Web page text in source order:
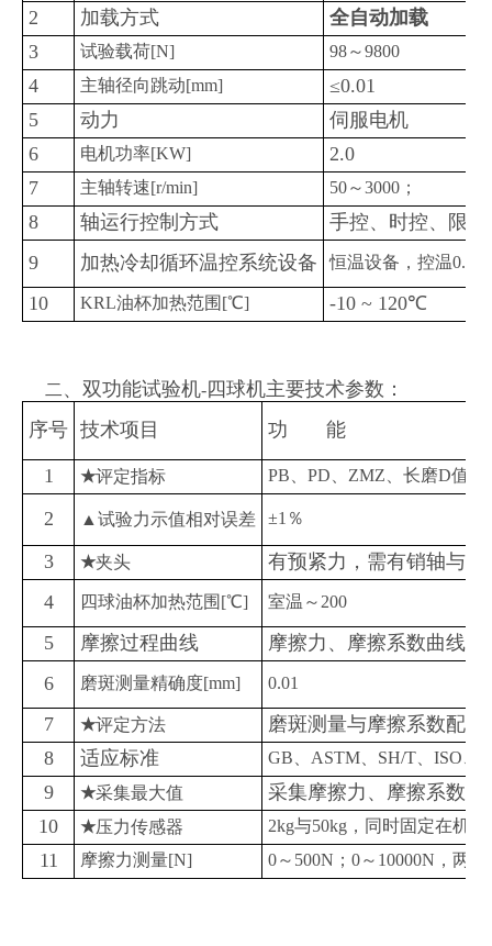
2
加载方式
全自动加载
3
试验载荷[N] 98～9800
4 主轴径向跳动[mm]
≤0.01
5
动力
伺服电机
6
电机功率[KW]
2.0
7
主轴转速[r/min] 50～3000；
8 轴运行控制方式
手控、时控、限
9
加热冷却循环温控系统设备 恒温设备，控温
10 KRL油杯加热范围[℃] -10 ~ 120℃
二 、双功能试验机-四球机主要技术参数：
序号 技术项目 功 能
1 ★评定指标 PB、PD、ZMZ、长磨D值
2 ▲ 试验力示值相对误差 ±1％
3 ★夹头
有预紧力，需有销轴与
4
四球油杯加热范围[℃] 室温～200
5 摩擦过程曲线
摩擦力、摩擦系数曲线
6
磨斑测量精确度[mm] 0.01
7 ★评定方法
磨斑测量与摩擦系数配合
8
适应标准 GB、ASTM、SH/T、ISO、
9 ★采集最大值
采集摩擦力、摩擦系数
10
★压力传感器 2kg与50kg，同时固定在机器
11 摩擦力测量[N] 0～500N；0～10000N，两